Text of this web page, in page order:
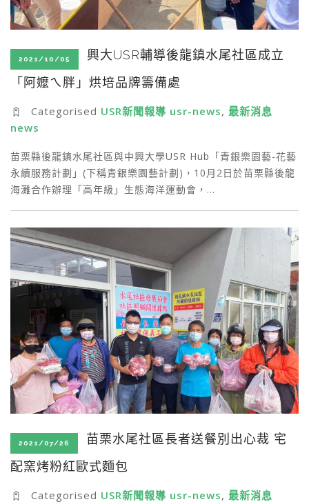
2021/10/05
興大USR輔導後龍鎮水尾社區成立
「阿嬤ㄟ胖」烘培品牌籌備處
Categorised USR新聞報導 usr-news, 最新消息
news
苗栗縣後龍鎮水尾社區與中興大學USR Hub「青銀樂園藝-花藝
永續服務計劃」(下稱青銀樂園藝計劃)，10月2日於苗栗縣後龍
海灘合作辦理「高年級」生態海洋運動會，…
2021/07/26
苗栗水尾社區長者送餐別出心裁 宅
配窯烤粉紅歐式麵包
Categorised USR新聞報導 usr-news, 最新消息